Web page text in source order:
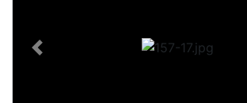
Previous